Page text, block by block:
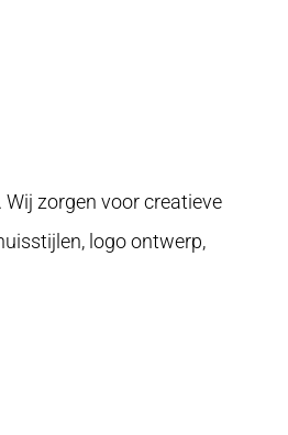
zorgen voor creatieve
logo ontwerp,